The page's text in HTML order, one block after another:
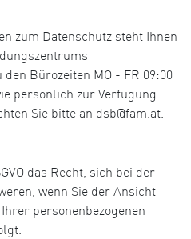
zum Datenschutz steht Ihnen
Bürozeiten MO - FR 09:00
persönlich zur Verfügung.
Sie bitte an dsb@fam.at.
das Recht, sich bei der
wenn Sie der Ansicht
personenbezogenen